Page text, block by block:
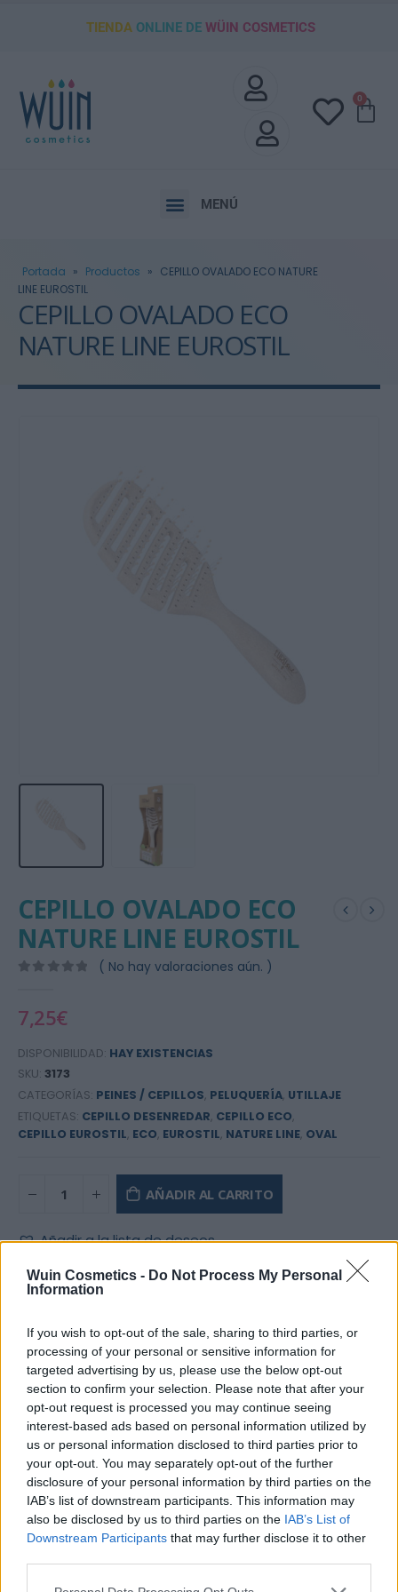
Wuin Cosmetics - Do Not Process My Personal
Information
If you wish to opt-out of the sale, sharing to third parties, or
processing of your personal or sensitive information for
targeted advertising by us, please use the below opt-out
section to confirm your selection. Please note that after your
opt-out request is processed you may continue seeing
interest-based ads based on personal information utilized by
us or personal information disclosed to third parties prior to
your opt-out. You may separately opt-out of the further
disclosure of your personal information by third parties on the
IAB’s list of downstream participants. This information may
also be disclosed by us to third parties on the IAB’s List of
Downstream Participants that may further disclose it to other
Please note that this website/app uses one or more Google
TIENDAONLINE DE WÜIN COSMETICS
0
MENÚ
Portada » Productos » CEPILLO OVALADO ECO NATURE
LINE EUROSTIL
CEPILLO OVALADO ECO
NATURE LINE EUROSTIL
CEPILLO OVALADO ECO
NATURE LINE EUROSTIL
( No hay valoraciones aún. )
7,25€
DISPONIBILIDAD: HAY EXISTENCIAS
SKU: 3173
CATEGORÍAS: PEINES / CEPILLOS, PELUQUERÍA, UTILLAJE
ETIQUETAS: CEPILLO DESENREDAR, CEPILLO ECO,
CEPILLO EUROSTIL, ECO, EUROSTIL, NATURE LINE, OVAL
AÑADIR AL CARRITO
Añadir a la lista de deseos
DESCRIPCIÓN
Desenredartu cabello con uncepillo ECO FRIENDLYya
es posible.
El cepillo oval flexible de NATURE LINE está hecho con
fibras naturales.
CRUELTY FREE
ECO-FRIENDLY